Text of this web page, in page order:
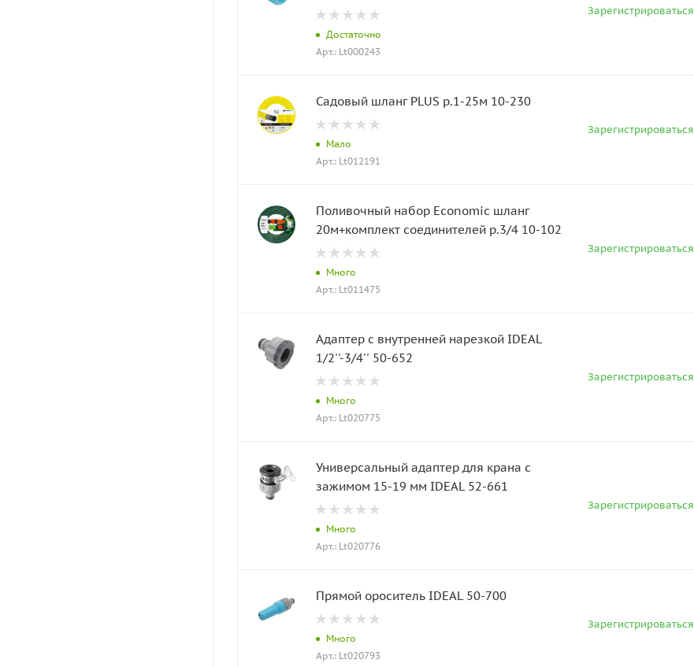
Достаточно
Арт.: Lt000243
Зарегистрироваться
Садовый шланг PLUS р.1-25м 10-230
Мало
Арт.: Lt012191
Зарегистрироваться
Поливочный набор Economic шланг
20м+комплект соединителей р.3/4 10-102
Много
Арт.: Lt011475
Зарегистрироваться
Адаптер с внутренней нарезкой IDEAL
1/2''-3/4'' 50-652
Много
Арт.: Lt020775
Зарегистрироваться
Универсальный адаптер для крана с
зажимом 15-19 мм IDEAL 52-661
Много
Арт.: Lt020776
Зарегистрироваться
Прямой ороситель IDEAL 50-700
Много
Арт.: Lt020793
Зарегистрироваться